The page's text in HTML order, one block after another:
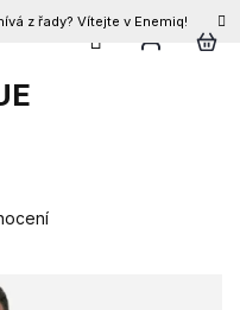
z řady? Vítejte v Enemiq!
CIPO &